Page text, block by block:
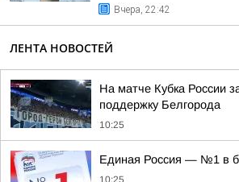
Вчера, 22:42
ЛЕНТА НОВОСТЕЙ
На матче Кубка России
поддержку Белгорода
10:25
Единая Россия — №1 в
10:25